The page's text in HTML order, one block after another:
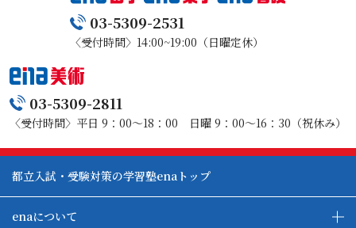
03-5309-2531
〈受付時間〉14:00~19:00（日曜定休）
03-5309-2811
〈受付時間〉平日 9：00～18：00 日曜 9：00～16：30（祝休み）
都立入試・受験対策の学習塾enaトップ
enaについて